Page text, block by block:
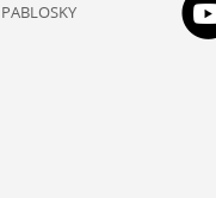
PABLOSKY